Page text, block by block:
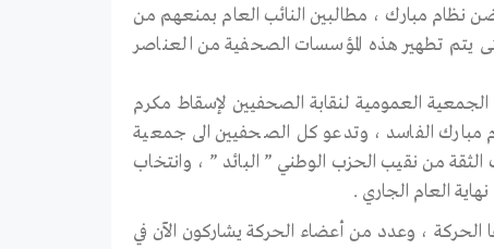
نظام مبارك ، مطالبين النائب العام بمنعهم من
حتى يتم تطهير هذه المؤسسات الصحفية من العناصر
العمومية لنقابة الصحفيين لإسقاط مكرم
الفاسد ، وتدعو كل الصحفيين الى جمعية
من نقيب الحزب الوطني ” البائد ” ، وانتخاب
العام الجاري .
، وعدد من أعضاء الحركة يشاركون الآن في